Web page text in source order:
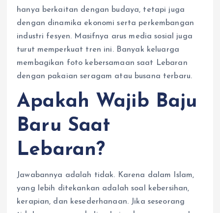
hanya berkaitan dengan budaya, tetapi juga
dengan dinamika ekonomi serta perkembangan
industri fesyen. Masifnya arus media sosial juga
turut memperkuat tren ini. Banyak keluarga
membagikan foto kebersamaan saat Lebaran
dengan pakaian seragam atau busana terbaru.
Apakah Wajib Baju
Baru Saat
Lebaran?
Jawabannya adalah tidak. Karena dalam Islam,
yang lebih ditekankan adalah soal kebersihan,
kerapian, dan kesederhanaan. Jika seseorang